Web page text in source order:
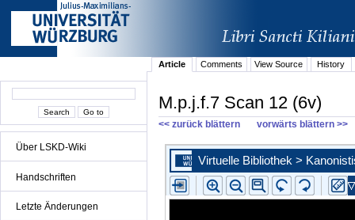
Über LSKD-Wiki
Handschriften
Letzte Änderungen
Article Comments View Source History
M.p.j.f.7 Scan 12 (6v)
<< zurück blättern vorwärts blättern >>